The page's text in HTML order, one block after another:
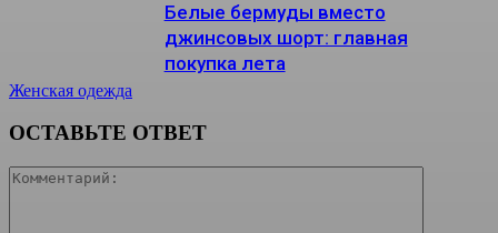
Женская одежда
Белые бермуды вместо
джинсовых шорт: главная
покупка лета
ОСТАВЬТЕ ОТВЕТ